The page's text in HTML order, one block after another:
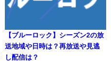
【ブルーロック】シーズン2の放
送地域や日時は？再放送や見逃
し配信は？